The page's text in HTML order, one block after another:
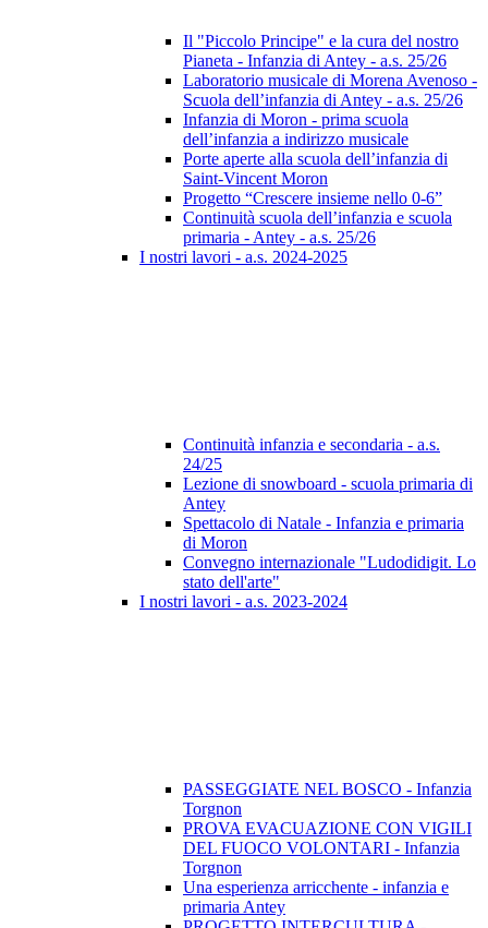
Il "Piccolo Principe" e la cura del nostro
Pianeta - Infanzia di Antey - a.s. 25/26
Laboratorio musicale di Morena Avenoso -
Scuola dell’infanzia di Antey - a.s. 25/26
Infanzia di Moron - prima scuola
dell’infanzia a indirizzo musicale
Porte aperte alla scuola dell’infanzia di
Saint-Vincent Moron
Progetto “Crescere insieme nello 0-6”
Continuità scuola dell’infanzia e scuola
primaria - Antey - a.s. 25/26
I nostri lavori - a.s. 2024-2025
Continuità infanzia e secondaria - a.s.
24/25
Lezione di snowboard - scuola primaria di
Antey
Spettacolo di Natale - Infanzia e primaria
di Moron
Convegno internazionale "Ludodidigit. Lo
stato dell'arte"
I nostri lavori - a.s. 2023-2024
PASSEGGIATE NEL BOSCO - Infanzia
Torgnon
PROVA EVACUAZIONE CON VIGILI
DEL FUOCO VOLONTARI - Infanzia
Torgnon
Una esperienza arricchente - infanzia e
primaria Antey